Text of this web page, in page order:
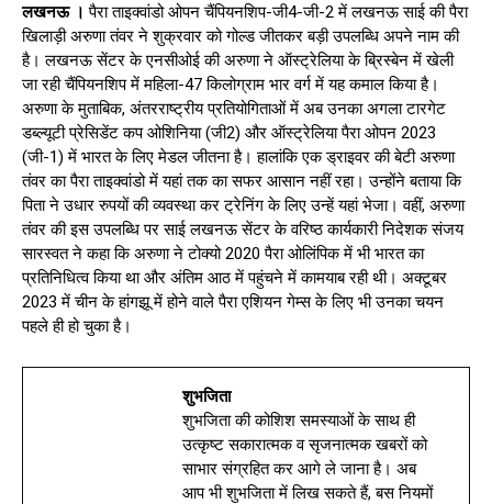
लखनऊ । पैरा ताइक्वांडो ओपन चैंपियनशिप-जी4-जी-2 में लखनऊ साई की पैरा
खिलाड़ी अरुणा तंवर ने शुक्रवार को गोल्ड जीतकर बड़ी उपलब्धि अपने नाम की
है। लखनऊ सेंटर के एनसीओई की अरुणा ने ऑस्ट्रेलिया के ब्रिस्बेन में खेली
जा रही चैंपियनशिप में महिला-47 किलोग्राम भार वर्ग में यह कमाल किया है।
अरुणा के मुताबिक, अंतरराष्ट्रीय प्रतियोगिताओं में अब उनका अगला टारगेट
डब्ल्यूटी प्रेसिडेंट कप ओशिनिया (जी2) और ऑस्ट्रेलिया पैरा ओपन 2023
(जी-1) में भारत के लिए मेडल जीतना है। हालांकि एक ड्राइवर की बेटी अरुणा
तंवर का पैरा ताइक्वांडो में यहां तक का सफर आसान नहीं रहा। उन्होंने बताया कि
पिता ने उधार रुपयों की व्यवस्था कर ट्रेनिंग के लिए उन्हें यहां भेजा। वहीं, अरुणा
तंवर की इस उपलब्धि पर साई लखनऊ सेंटर के वरिष्ठ कार्यकारी निदेशक संजय
सारस्वत ने कहा कि अरुणा ने टोक्यो 2020 पैरा ओलिंपिक में भी भारत का
प्रतिनिधित्व किया था और अंतिम आठ में पहुंचने में कामयाब रही थी। अक्टूबर
2023 में चीन के हांगझू में होने वाले पैरा एशियन गेम्स के लिए भी उनका चयन
पहले ही हो चुका है।
शुभजिता
शुभजिता की कोशिश समस्याओं के साथ ही
उत्कृष्ट सकारात्मक व सृजनात्मक खबरों को
साभार संग्रहित कर आगे ले जाना है। अब
आप भी शुभजिता में लिख सकते हैं, बस नियमों